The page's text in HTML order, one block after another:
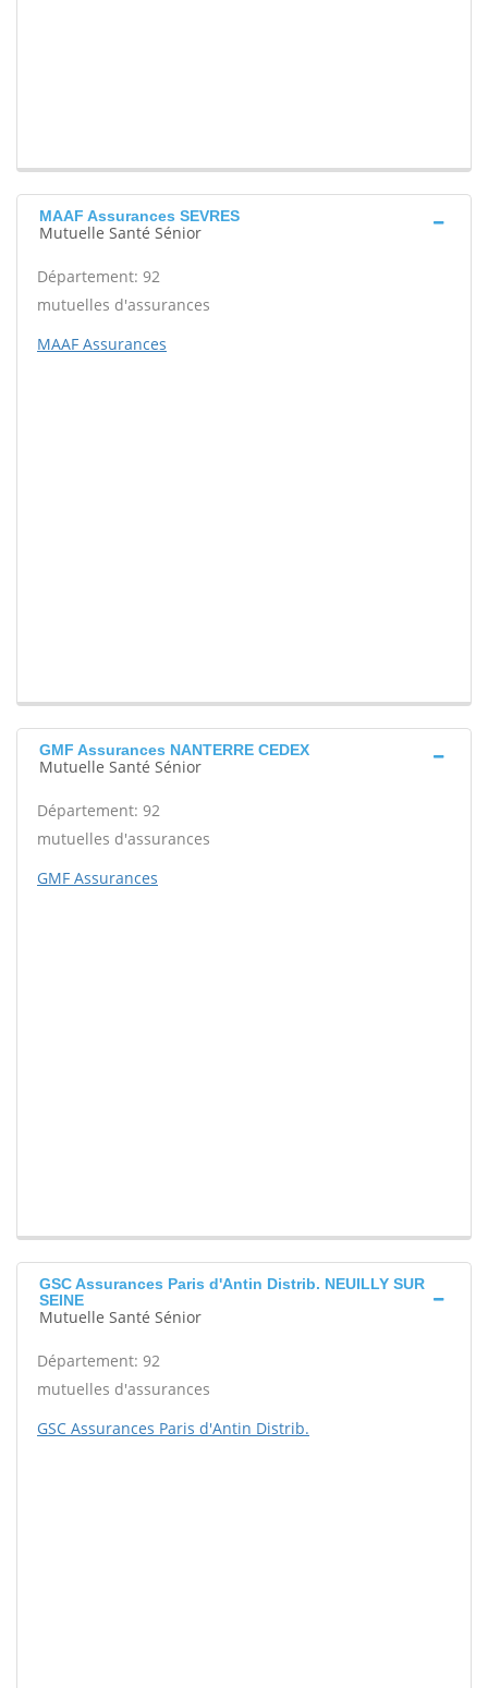
MAAF Assurances SEVRES
Mutuelle Santé Sénior
Département: 92
mutuelles d'assurances
MAAF Assurances
GMF Assurances NANTERRE CEDEX
Mutuelle Santé Sénior
Département: 92
mutuelles d'assurances
GMF Assurances
GSC Assurances Paris d'Antin Distrib. NEUILLY SUR
SEINE
Mutuelle Santé Sénior
Département: 92
mutuelles d'assurances
GSC Assurances Paris d'Antin Distrib.